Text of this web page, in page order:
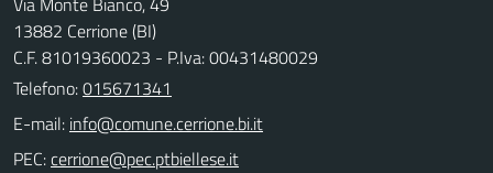
13882 Cerrione (BI)
C.F. 81019360023 - P.Iva: 00431480029
Telefono:015671341
E-mail:
PEC: